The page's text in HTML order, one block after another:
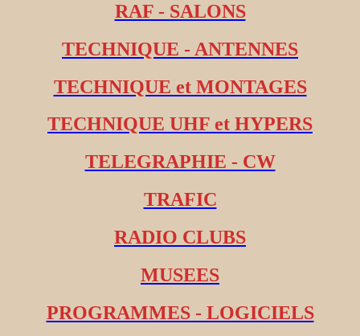
RAF - SALONS
TECHNIQUE - ANTENNES
TECHNIQUE et MONTAGES
TECHNIQUE UHF et HYPERS
TELEGRAPHIE - CW
TRAFIC
RADIO CLUBS
MUSEES
PROGRAMMES - LOGICIELS